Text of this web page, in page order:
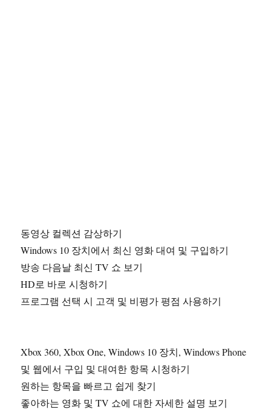
동영상 컬렉션 감상하기
Windows 10 장치에서 최신 영화 대여 및 구입하기
방송 다음날 최신 TV 쇼 보기
HD로 바로 시청하기
프로그램 선택 시 고객 및 비평가 평점 사용하기
Xbox 360, Xbox One, Windows 10 장치, Windows Phone
및 웹에서 구입 및 대여한 항목 시청하기
원하는 항목을 빠르고 쉽게 찾기
좋아하는 영화 및 TV 쇼에 대한 자세한 설명 보기